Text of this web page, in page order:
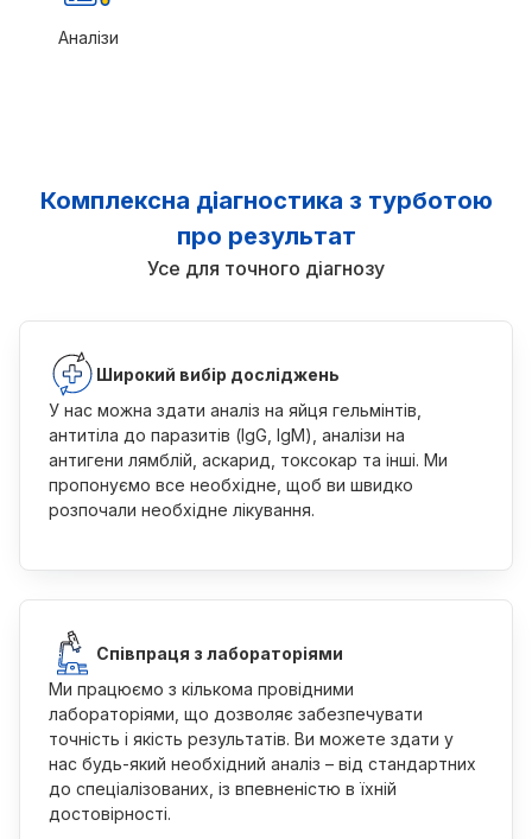
Аналізи
Комплексна діагностика з турботою
про результат
Усе для точного діагнозу
Широкий вибір досліджень
У нас можна здати аналіз на яйця гельмінтів,
антитіла до паразитів (IgG, IgM), аналізи на
антигени лямблій, аскарид, токсокар та інші. Ми
пропонуємо все необхідне, щоб ви швидко
розпочали необхідне лікування.
Співпраця з лабораторіями
Ми працюємо з кількома провідними
лабораторіями, що дозволяє забезпечувати
точність і якість результатів. Ви можете здати у
нас будь-який необхідний аналіз – від стандартних
до спеціалізованих, із впевненістю в їхній
достовірності.